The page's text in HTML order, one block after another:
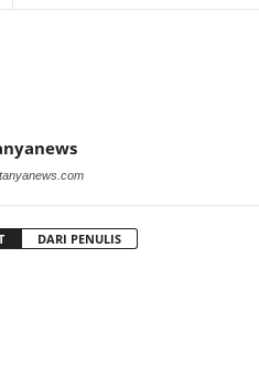
DARI PENULIS